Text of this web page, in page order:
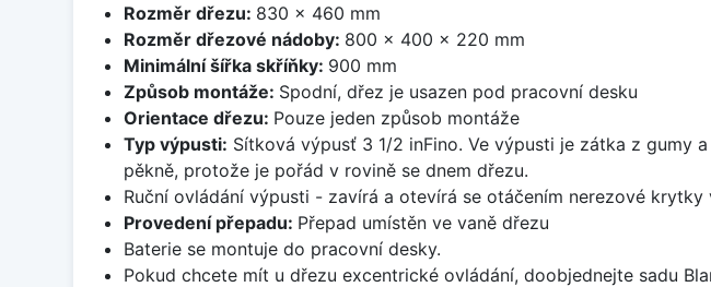
Rozměr dřezu: 830 x 460 mm
Rozměr dřezové nádoby: 800 x 400 x 220 mm
Minimální šířka skříňky: 900 mm
Způsob montáže: Spodní, dřez je usazen pod pracovní desku
Orientace dřezu: Pouze jeden způsob montáže
Typ výpusti: Sítková výpusť 3 1/2 inFino. Ve výpusti je zátka z gumy
pěkně, protože je pořád v rovině se dnem dřezu.
Ruční ovládání výpusti - zavírá a otevírá se otáčením nerezové krytky
Provedení přepadu: Přepad umístěn ve vaně dřezu
Baterie se montuje do pracovní desky.
Pokud chcete mít u dřezu excentrické ovládání, doobjednejte sadu